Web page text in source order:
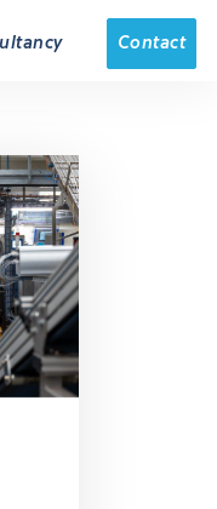
Contact